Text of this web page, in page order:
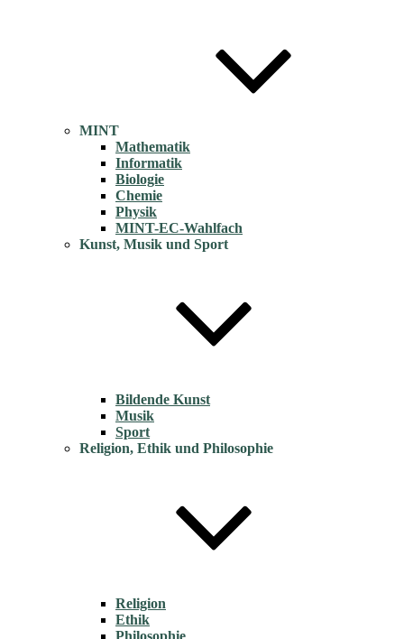
MINT
Mathematik
Informatik
Biologie
Chemie
Physik
MINT-EC-Wahlfach
Kunst, Musik und Sport
Bildende Kunst
Musik
Sport
Religion, Ethik und Philosophie
Religion
Ethik
Philosophie